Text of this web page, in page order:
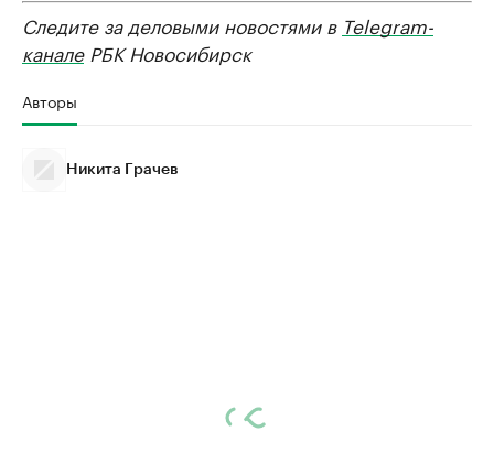
Следите за деловыми новостями в Telegram-
каналеРБК Новосибирск
Авторы
Никита Грачев